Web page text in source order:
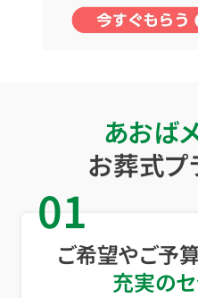
あおば
お葬式プ
01
ご希望やご予
充実のセ